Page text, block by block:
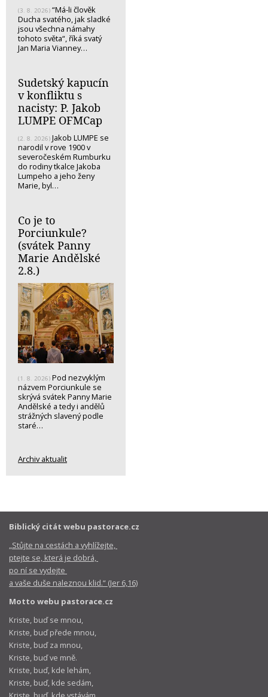
(3. 8. 2026) “Má-li člověk
Ducha svatého, jak sladké
jsou všechna námahy
tohoto světa“, říká svatý
Jan Maria Vianney…
Sudetský kapucín
v konfliktu s
nacisty: P. Jakob
LUMPE OFMCap
(2. 8. 2026) Jakob LUMPE se
narodil v rove 1900 v
severočeském Rumburku
do rodiny tkalce Jakoba
Lumpeho a jeho ženy
Marie, byl…
Co je to
Porciunkule?
(svátek Panny
Marie Andělské
2.8.)
(1. 8. 2026) Pod nezvyklým
názvem Porciunkule se
skrývá svátek Panny Marie
Andělské a tedy i andělů
strážných slavený podle
staré…
Archiv aktualit
Biblický citát webu pastorace.cz
„Stůjte na cestách a vyhlížejte,
ptejte se, která je dobrá,
po ní se vydejte
a vaše duše naleznou klid.“ (Jer 6,16)
Motto webu pastorace.cz
Kriste, buď se mnou,
Kriste, buď přede mnou,
Kriste, buď za mnou,
Kriste, buď ve mně.
Kriste, buď, kde lehám,
Kriste, buď, kde sedám,